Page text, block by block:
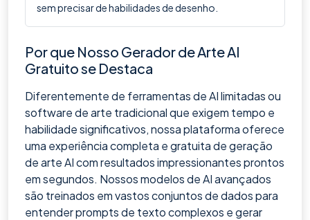
sem precisar de habilidades de desenho.
Por que Nosso Gerador de Arte AI
Gratuito se Destaca
Diferentemente de ferramentas de AI limitadas ou
software de arte tradicional que exigem tempo e
habilidade significativos, nossa plataforma oferece
uma experiência completa e gratuita de geração
de arte AI com resultados impressionantes prontos
em segundos. Nossos modelos de AI avançados
são treinados em vastos conjuntos de dados para
entender prompts de texto complexos e gerar